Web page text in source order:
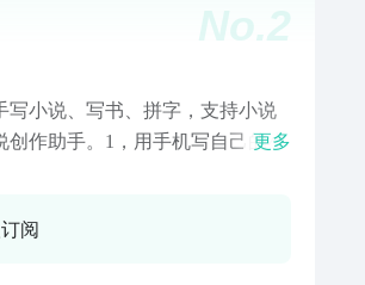
No.2
写小说、写书、拼字，支持小说
创作助手。1，用手机写自己的小
从新手晋级成大神2，支持语音
更多
阅